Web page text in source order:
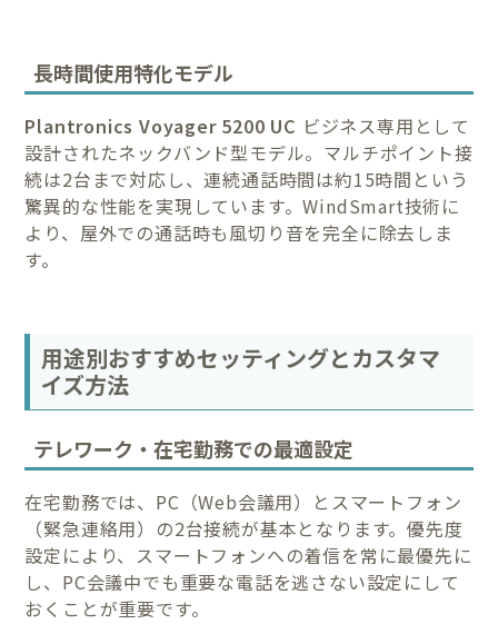
長時間使用特化モデル
Plantronics Voyager 5200 UC ビジネス専用として
設計されたネックバンド型モデル。マルチポイント接
続は2台まで対応し、連続通話時間は約15時間という
驚異的な性能を実現しています。WindSmart技術に
より、屋外での通話時も風切り音を完全に除去しま
す。
用途別おすすめセッティングとカスタマ
イズ方法
テレワーク・在宅勤務での最適設定
在宅勤務では、PC（Web会議用）とスマートフォン
（緊急連絡用）の2台接続が基本となります。優先度
設定により、スマートフォンへの着信を常に最優先に
し、PC会議中でも重要な電話を逃さない設定にして
おくことが重要です。